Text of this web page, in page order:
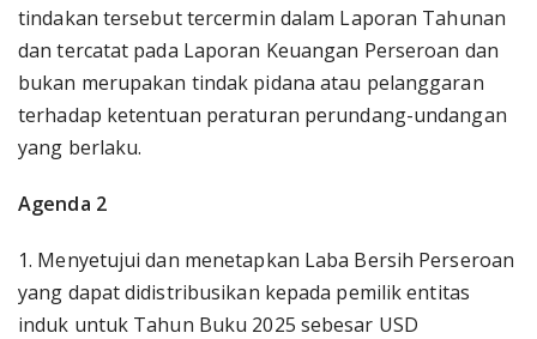
tindakan tersebut tercermin dalam Laporan Tahunan
dan tercatat pada Laporan Keuangan Perseroan dan
bukan merupakan tindak pidana atau pelanggaran
terhadap ketentuan peraturan perundang-undangan
yang berlaku.
Agenda 2
1. Menyetujui dan menetapkan Laba Bersih Perseroan
yang dapat didistribusikan kepada pemilik entitas
induk untuk Tahun Buku 2025 sebesar USD